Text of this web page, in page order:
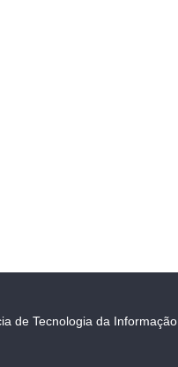
de Tecnologia da Informação